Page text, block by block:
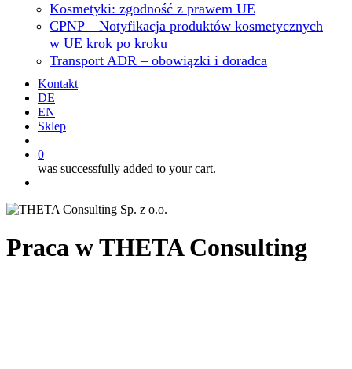
Kosmetyki: zgodność z prawem UE
CPNP – Notyfikacja produktów kosmetycznych
w UE krok po kroku
Transport ADR – obowiązki i doradca
Kontakt
DE
EN
Sklep
0
was successfully added to your cart.
Praca w THETA Consulting